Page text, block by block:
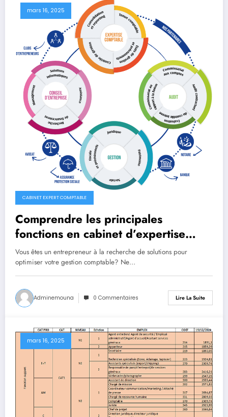
mars 16, 2025
CABINET EXPERT COMPTABLE
Comprendre les principales
fonctions en cabinet d’expertise
comptable
Vous êtes un entrepreneur à la recherche de solutions pour
optimiser votre gestion comptable? Ne…
Adminemouna 0 Commentaires Lire La Suite
mars 16, 2025